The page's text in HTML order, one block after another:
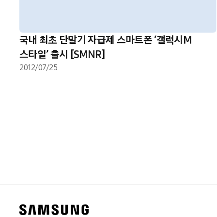
국내 최초 단말기 자급제 스마트폰 ‘갤럭시M
스타일’ 출시 [SMNR]
2012/07/25